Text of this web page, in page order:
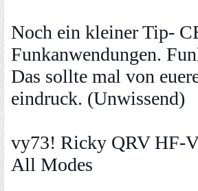
Noch ein kleiner Tip-
Funkanwendungen.
Das sollte mal von
eindruck. (Unwissend)
vy73! Ricky QRV HF-
All Modes